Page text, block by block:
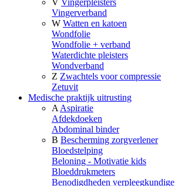
V Vingerpleisters
Vingerverband
W Watten en katoen
Wondfolie
Wondfolie + verband
Waterdichte pleisters
Wondverband
Z Zwachtels voor compressie
Zetuvit
Medische praktijk uitrusting
A Aspiratie
Afdekdoeken
Abdominal binder
B Bescherming zorgverlener
Bloedstelping
Beloning - Motivatie kids
Bloeddrukmeters
Benodigdheden verpleegkundige